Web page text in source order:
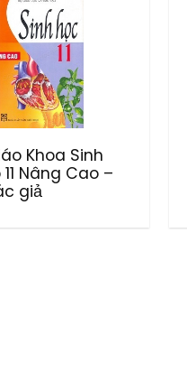
Khoa Sinh
Nâng Cao –
giả